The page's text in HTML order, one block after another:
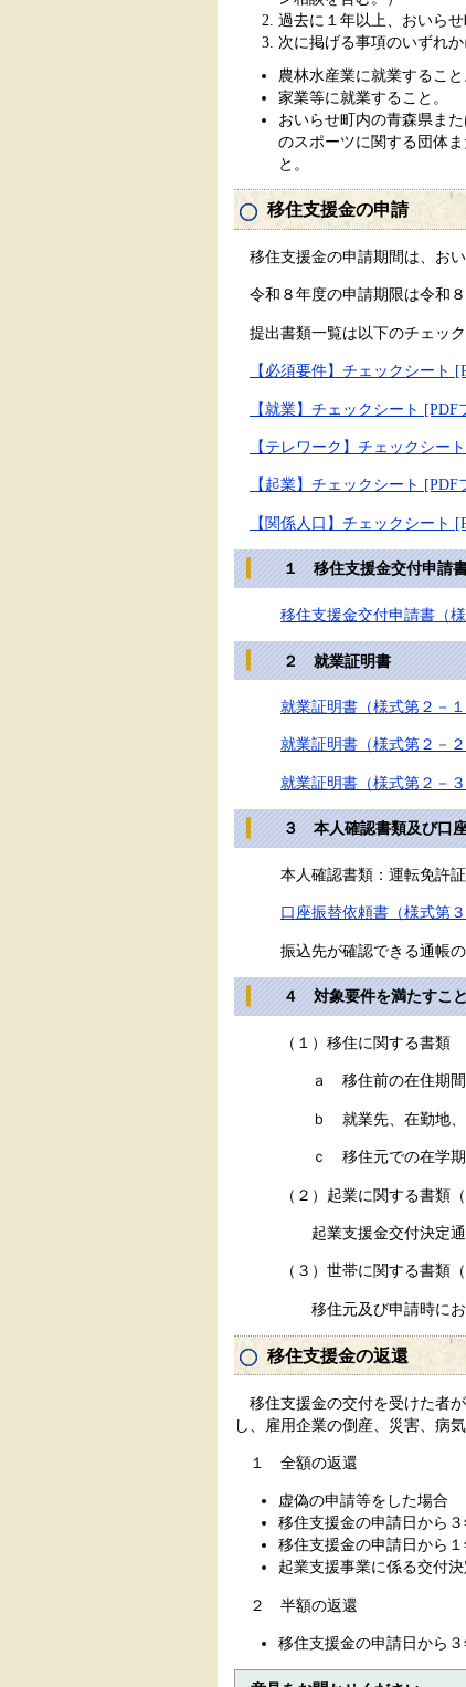
過去に１年以上、おいら
次に掲げる事項のいずれ
農林水産業に就業すること
家業等に就業すること。
おいらせ町内の青森県ま
のスポーツに関する団体
と。
移住支援金の申請
移住支援金の申請期間は、お
令和８年度の申請期限は令和
提出書類一覧は以下のチェック
【必須要件】チェックシート
【就業】チェックシート
【テレワーク】チェックシー
【起業】チェックシート
【関係人口】チェックシート
１ 移住支援金交付申請書
移住支援金交付申請書（
２ 就業証明書
就業証明書（様式第２－
就業証明書（様式第２－
就業証明書（様式第２－
３ 本人確認書類及び口座
本人確認書類：運転免許証、
口座振替依頼書（様式第
振込先が確認できる通帳の
４ 対象要件を満たすこ
（１）移住に関する書類
ａ 移住前の在住期間及び在
ｂ 就業先、在勤地、就業期
ｃ 移住元での在学期間を確
（２）起業に関する書類（
起業支援金交付決定通
（３）世帯に関する書類（
移住元及び申請時において
移住支援金の返還
移住支援金の交付を受けた者
し、雇用企業の倒産、災害、病
１ 全額の返還
虚偽の申請等をした場合
移住支援金の申請日から
移住支援金の申請日から
起業支援事業に係る交付
２ 半額の返還
移住支援金の申請日から